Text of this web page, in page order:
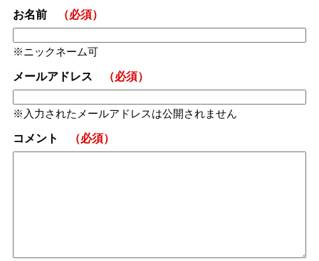
お名前 （必須）
ニックネーム可
メールアドレス （必須）
入力されたメールアドレスは公開されません
コメント （必須）